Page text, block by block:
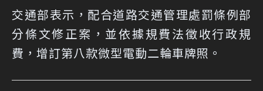
交通部表示，配合道路交通管理處罰條例部
分條文修正案，並依據規費法徵收行政規
費，增訂第八款微型電動二輪車牌照。